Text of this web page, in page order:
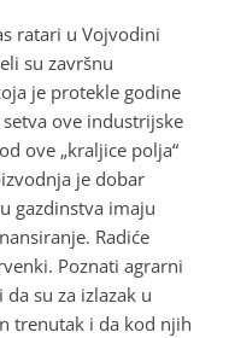
ratari u Vojvodini
su završnu
je protekle godine
ove industrijske
ove „kraljice polja“
je dobar
gazdinstva imaju
Radiće
Poznati agrarni
su za izlazak u
trenutak i da kod njih